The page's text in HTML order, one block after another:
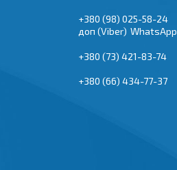
+380 (98) 025-58-24
Viber WhatsApp
+380 (73) 421-83-74
+380 (66) 434-77-37